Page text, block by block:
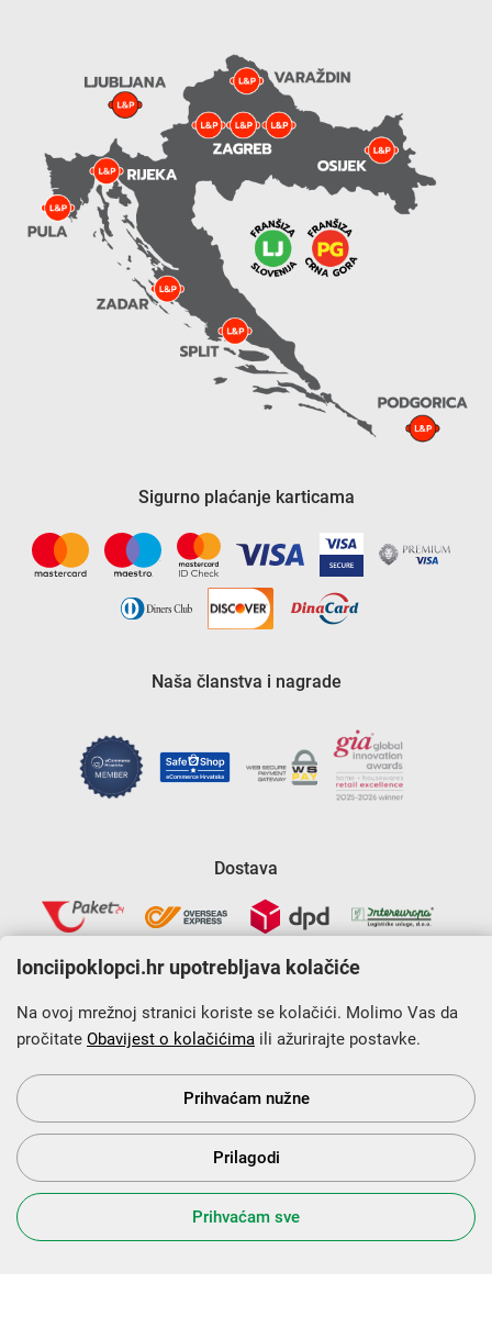
Sigurno plaćanje karticama
Naša članstva i nagrade
Dostava
Krajnji primatelj financijskog instrumenta sufinanciranog iz
Europskog fonda za regionalni razvoj u sklopu Operativnog
programa „Konkurentnost i kohezija”.
s Vama od 2014. godine!
lonciipoklopci.hr upotrebljava kolačiće
Na ovoj mrežnoj stranici koriste se kolačići. Molimo Vas da
pročitate Obavijest o kolačićima ili ažurirajte postavke.
Prihvaćam nužne
Prilagodi
Prihvaćam sve